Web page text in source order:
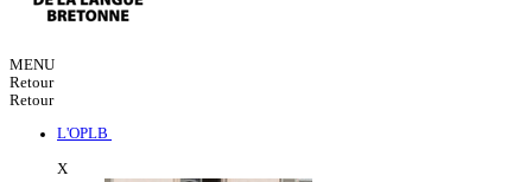
MENU
Retour
Retour
L'OPLB
X